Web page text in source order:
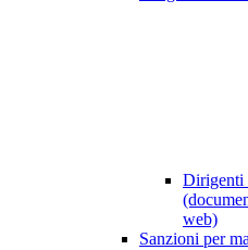
Dirigenti
web)
Sanzioni per